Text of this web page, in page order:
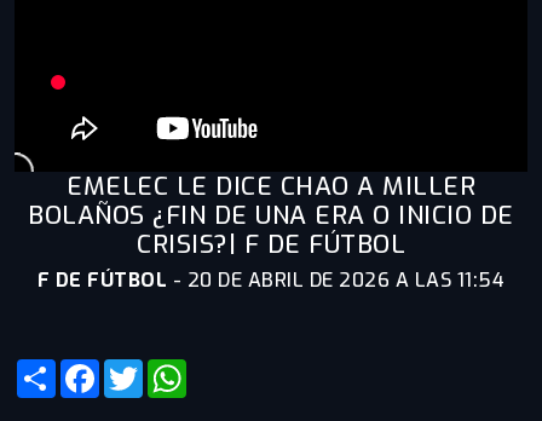
EMELEC LE DICE CHAO A MILLER
BOLAÑOS ¿FIN DE UNA ERA O INICIO DE
CRISIS?| F DE FÚTBOL
F DE FÚTBOL - 20 DE ABRIL DE 2026 A LAS 11:54
ShareFacebook
Twitter